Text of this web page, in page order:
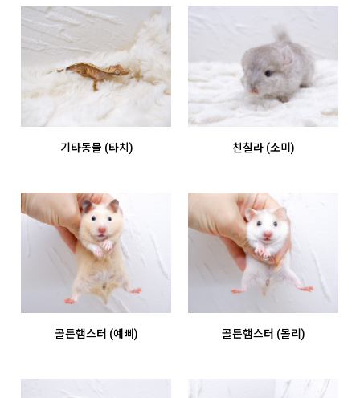
기타동물 (타치) 친칠라 (소미)
골든햄스터 (예삐) 골든햄스터 (몰리)